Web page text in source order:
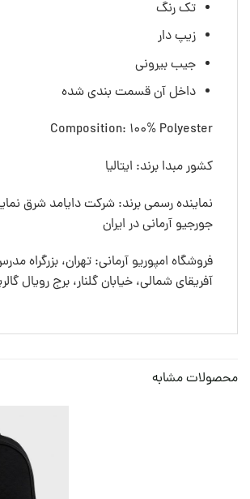
تک رنگ
زیپ دار
جیب بیرونی
داخل آن قسمت بندی شده
Composition: 100% Polyester
کشور مبدا برند: ایتالیا
نماینده رسمی برند: شرکت دایامد شرق
جورجیو آرمانی در ایران
فروشگاه امپوریو آرمانی: تهران، بزرگراه
آفریقای شمالی، خیابان گلنار، برج رویال
محصولات مشابه